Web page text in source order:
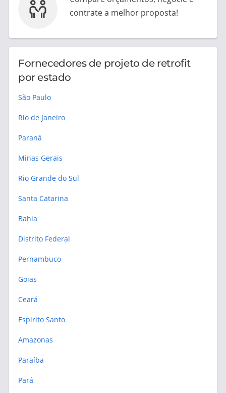
contrate a melhor proposta!
Fornecedores de projeto de retrofit
por estado
São Paulo
Rio de Janeiro
Paraná
Minas Gerais
Rio Grande do Sul
Santa Catarina
Bahia
Distrito Federal
Pernambuco
Goias
Ceará
Espirito Santo
Amazonas
Paraíba
Pará